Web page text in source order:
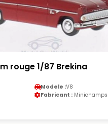
rouge 1/87 Brekina
Modele :V8
Fabricant : Minichamps